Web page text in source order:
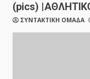
(pics)
ΣΥΝΤΑΚΤΙΚΗ ΟΜΑΔΑ